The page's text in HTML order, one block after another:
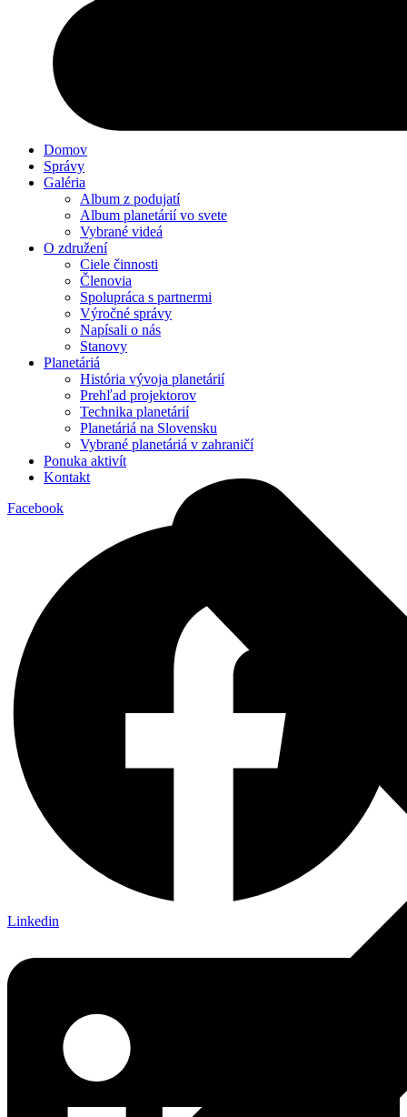
Domov
Správy
Galéria
Album z podujatí
Album planetárií vo svete
Vybrané videá
O združení
Ciele činnosti
Členovia
Spolupráca s partnermi
Výročné správy
Napísali o nás
Stanovy
Planetáriá
História vývoja planetárií
Prehľad projektorov
Technika planetárií
Planetáriá na Slovensku
Vybrané planetáriá v zahraničí
Ponuka aktivít
Kontakt
Facebook
Linkedin